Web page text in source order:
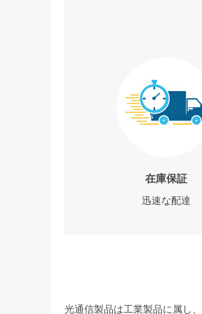
在庫保証
迅速な配達
光通信製品は工業製品に属し